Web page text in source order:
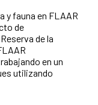
y fauna en FLAAR
de
de la
en un
utilizando